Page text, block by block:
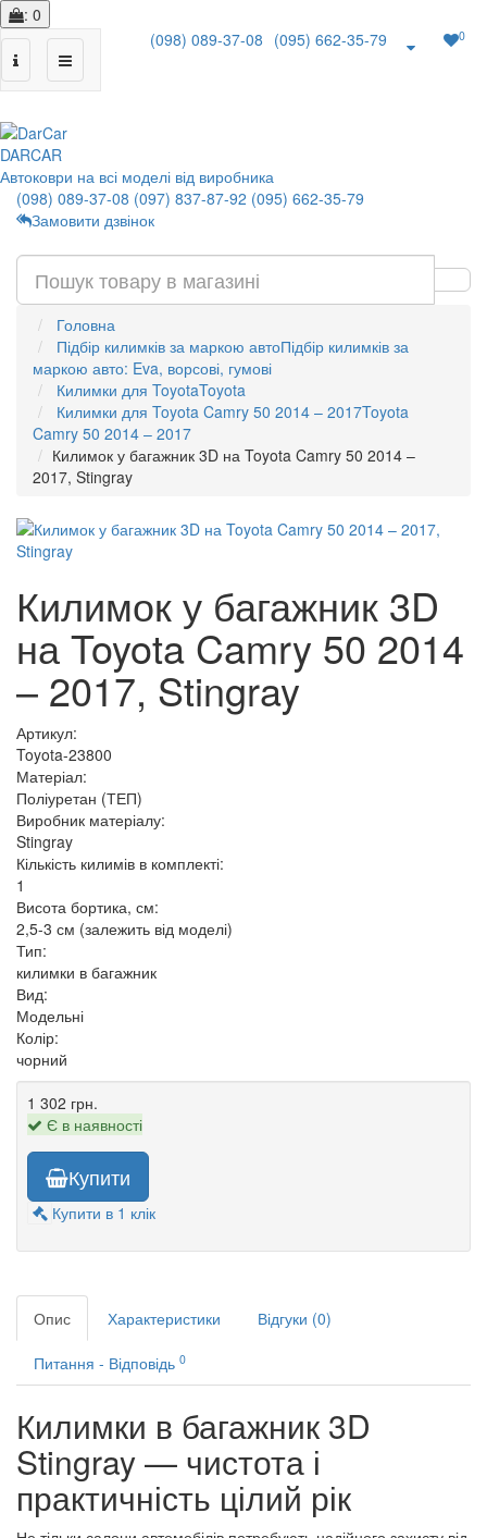
: 0
(098) 089-37-08 (095) 662-35-79 0
DARCAR
Автоковри на всі моделі від виробника
(098) 089-37-08 (097) 837-87-92 (095) 662-35-79
Замовити дзвінок
Головна
Підбір килимків за маркою автоПідбір килимків за
маркою авто: Eva, ворсові, гумові
Килимки для ToyotaToyota
Килимки для Toyota Camry 50 2014 – 2017Toyota
Camry 50 2014 – 2017
Килимок у багажник 3D на Toyota Camry 50 2014 –
2017, Stingray
Килимок у багажник 3D
на Toyota Camry 50 2014
– 2017, Stingray
Артикул:
Toyota-23800
Матеріал:
Поліуретан (ТЕП)
Виробник матеріалу:
Stingray
Кількість килимів в комплекті:
1
Висота бортика, см:
2,5-3 см (залежить від моделі)
Тип:
килимки в багажник
Вид:
Модельні
Колір:
чорний
1 302 грн.
Є в наявності
Купити
Купити в 1 клік
Опис Характеристики Відгуки (0)
Питання - Відповідь 0
Килимки в багажник 3D
Stingray — чистота і
практичність цілий рік